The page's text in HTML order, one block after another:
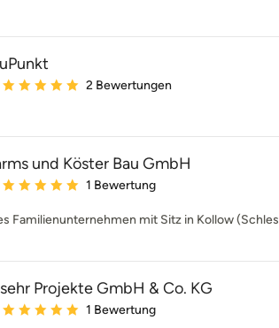
Bewertung: 5 von 5 Sternen
2 Bewertungen
und Köster Bau GmbH
Bewertung: 5 von 5 Sternen
1 Bewertung
Familienunternehmen mit Sitz in Kollow
Projekte GmbH & Co. KG
Bewertung: 5 von 5 Sternen
1 Bewertung